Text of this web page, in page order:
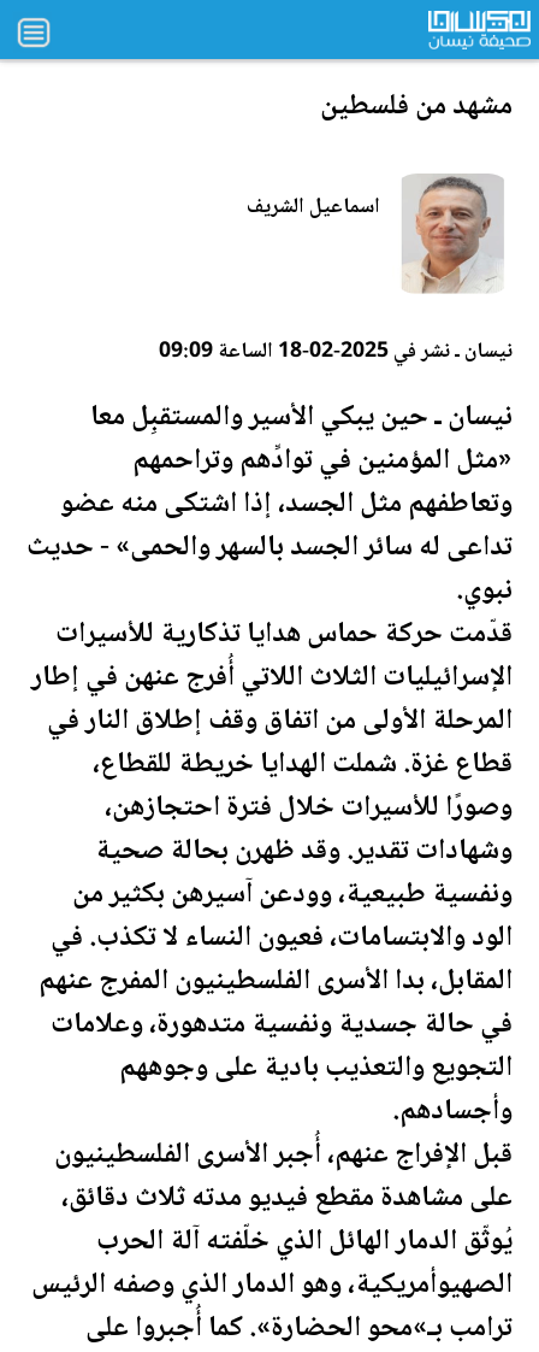
مشهد من فلسطين
اسماعيل الشريف
نيسان ـ نشر في 2025-02-18 الساعة 09:09
نيسان ـ حين يبكي الأسير والمستقبِل معا
«مثل المؤمنين في توادِّهم وتراحمهم
وتعاطفهم مثل الجسد، إذا اشتكى منه عضو
تداعى له سائر الجسد بالسهر والحمى» - حديث
نبوي.
قدّمت حركة حماس هدايا تذكارية للأسيرات
الإسرائيليات الثلاث اللاتي أُفرج عنهن في إطار
المرحلة الأولى من اتفاق وقف إطلاق النار في
قطاع غزة. شملت الهدايا خريطة للقطاع،
وصورًا للأسيرات خلال فترة احتجازهن،
وشهادات تقدير. وقد ظهرن بحالة صحية
ونفسية طبيعية، وودعن آسيرهن بكثير من
الود والابتسامات، فعيون النساء لا تكذب. في
المقابل، بدا الأسرى الفلسطينيون المفرج عنهم
في حالة جسدية ونفسية متدهورة، وعلامات
التجويع والتعذيب بادية على وجوههم
وأجسادهم.
قبل الإفراج عنهم، أُجبر الأسرى الفلسطينيون
على مشاهدة مقطع فيديو مدته ثلاث دقائق،
يُوثّق الدمار الهائل الذي خلّفته آلة الحرب
الصهيوأمريكية، وهو الدمار الذي وصفه الرئيس
ترامببـ»محو الحضارة». كما أُجبروا على